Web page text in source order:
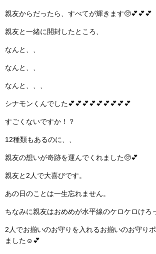
親友からだったら、すべてが輝きます🥺💕💕💕
親友と一緒に開封したところ、
なんと、、
なんと、、
なんと、、、
シナモンくんでした💕💕💕💕💕💕💕💕💕
すごくないですか！？
12種類もあるのに、、
親友の想いが奇跡を運んでくれました🥺💕
親友と2人で大喜びです。
あの日のことは一生忘れません。
ちなみに親友はおめめが水平線のケロケロけろ
2人でお揃いのお守りを入れるお揃いのお守り
ました☺️💕